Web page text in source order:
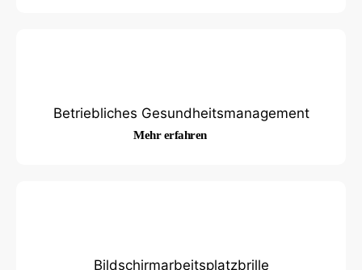
Betriebliches Gesundheitsmanagement
Mehr erfahren
Bildschirmarbeitsplatzbrille